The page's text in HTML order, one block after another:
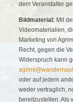
dem Veranstalter
Bildmaterial: Mit
Videomaterialien,
Marketing von
Recht, gegen die
Widerspruch kann
oder auf jedem
weder vertraglich,
bereitzustellen. Als